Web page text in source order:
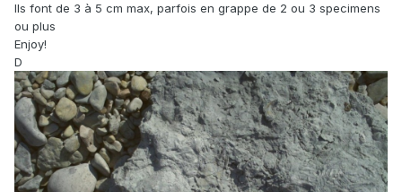
Ils font de 3 à 5 cm max, parfois en grappe de 2 ou 3 specimens
ou plus
Enjoy!
D